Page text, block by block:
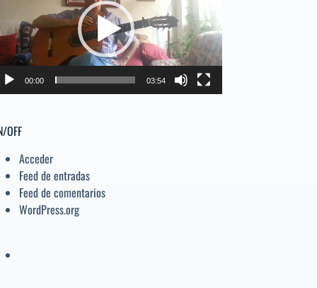
volumen.
00:00 03:54
OFF
Acceder
Feed de entradas
Feed de comentarios
WordPress.org